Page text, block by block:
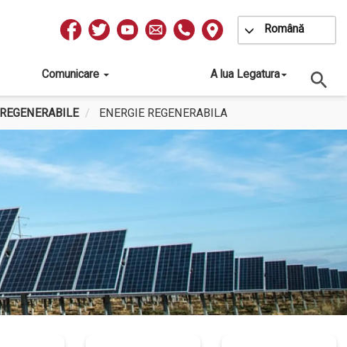
Redes
Sociales
Română
Toggle
Comunicare A lua Legatura
REGENERABILE ENERGIE REGENERABILA